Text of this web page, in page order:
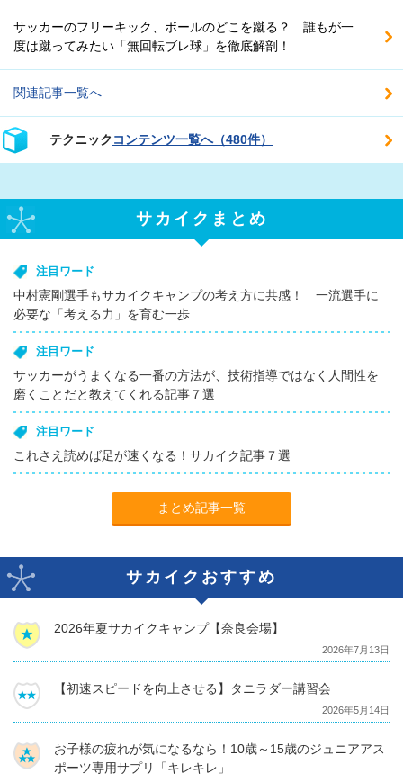
サッカーのフリーキック、ボールのどこを蹴る？ 誰もが一
度は蹴ってみたい「無回転ブレ球」を徹底解剖！
関連記事一覧へ
テクニック コンテンツ一覧へ（480件）
サカイクまとめ
注目ワード
中村憲剛選手もサカイクキャンプの考え方に共感！ 一流選手に
必要な「考える力」を育む一歩
注目ワード
サッカーがうまくなる一番の方法が、技術指導ではなく人間性を
磨くことだと教えてくれる記事７選
注目ワード
これさえ読めば足が速くなる！サカイク記事７選
まとめ記事一覧
サカイクおすすめ
2026年夏サカイクキャンプ【奈良会場】
2026年7月13日
【初速スピードを向上させる】タニラダー講習会
2026年5月14日
お子様の疲れが気になるなら！10歳～15歳のジュニアアス
ポーツ専用サプリ「キレキレ」